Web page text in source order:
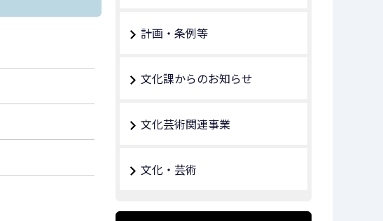
計画・条例等
文化課からのお知らせ
文化芸術関連事業
文化・芸術